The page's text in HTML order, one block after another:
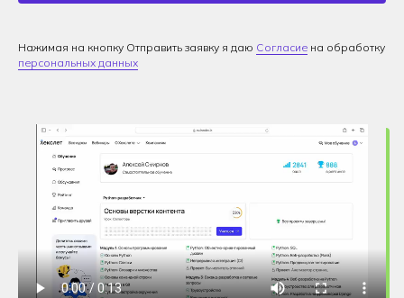
Нажимая на кнопку Отправить заявку я даю Согласие на обработку
персональных данных